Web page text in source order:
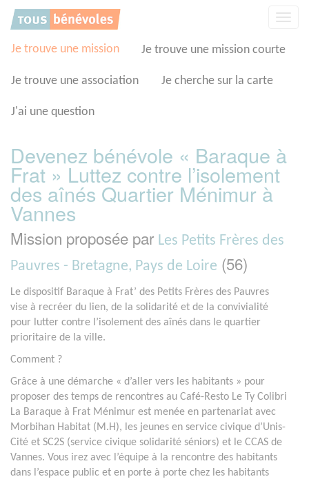
Je trouve une mission Je trouve une mission courte
Je trouve une association Je cherche sur la carte
J'ai une question
Devenez bénévole « Baraque à
Frat » Luttez contre l’isolement
des aînés Quartier Ménimur à
Vannes
Mission proposée par Les Petits Frères des
Pauvres - Bretagne, Pays de Loire (56)
Le dispositif Baraque à Frat’ des Petits Frères des Pauvres
vise à recréer du lien, de la solidarité et de la convivialité
pour lutter contre l’isolement des aînés dans le quartier
prioritaire de la ville.
Comment ?
Grâce à une démarche « d’aller vers les habitants » pour
proposer des temps de rencontres au Café-Resto Le Ty Colibri
La Baraque à Frat Ménimur est menée en partenariat avec
Morbihan Habitat (M.H), les jeunes en service civique d’Unis-
Cité et SC2S (service civique solidarité séniors) et le CCAS de
Vannes. Vous irez avec l’équipe à la rencontre des habitants
dans l’espace public et en porte à porte chez les habitants
Panneau de gestion des cookies